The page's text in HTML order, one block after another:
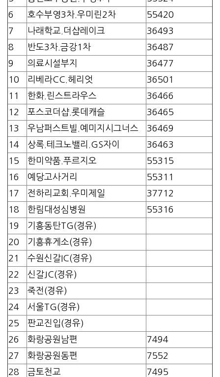
6
호수부영3차.우미린2차
55420
7
나래학교.더샵레이크
36493
8
반도3차.금강1차
36487
9
의료시설부지
36477
10
리베라CC.헤리엇
36501
11
한화.린스트라우스
36466
12
포스코더샵.롯데캐슬
36465
13
우남퍼스트빌.예미지시그너스
36469
14
상록.테크노밸리.GS자이
36463
15
한미약품.푸르지오
55315
16
예당고사거리
55311
17
전하리교회.우미제일
37712
18
한림대성심병원
55316
19
기흥동탄TG(경유)
20
기흥휴게소(경유)
21
수원신갈IC(경유)
22
신갈JC(경유)
23
죽전(경유)
24
서울TG(경유)
25
판교진입(경유)
26
화랑공원남편
7494
27
화랑공원동편
7552
28
금토천교
7495